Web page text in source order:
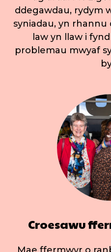
ddegawdau, rydym
syniadau, yn
law yn llaw i
problemau mwyaf
Croesawu